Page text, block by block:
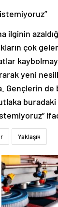
ilginin
çok
yeni
Gençlerin
Yaklaşık